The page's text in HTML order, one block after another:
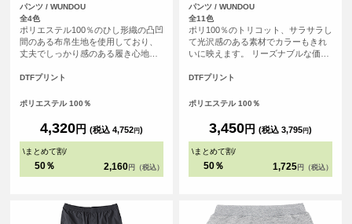
パンツ / WUNDOU
全4色
ポリエステル100％のひし形織の凸凹
間のある布帛生地を使用しており、
丈夫でしっかり感のある履き心地で
ンツ、セカンドユニフォームに。短
分野でもご利用いただけます。
DTFプリント
ポリエステル 100％
4,320円 (税込 4,752円)
\まとめて割/
50％ 2,160 円（税込）
パンツ / WUNDOU
全11色
ポリ100％のトリコット、サラサラし
て光沢感のある素材でカラーもきれ
いに映えます。 リーズナブルな価格
洗い替えもいらないくらいの速乾性
て、幅広い分野でプラクティスパン
別ページにて110㎝～150㎝のキッズ
サイズも取り扱っています。
DTFプリント
ポリエステル 100％
3,450円 (税込 3,795円)
\まとめて割/
50％ 1,725 円（税込）